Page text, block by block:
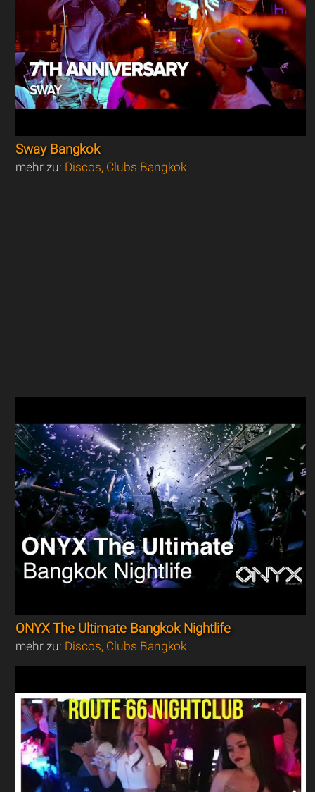
Sway Bangkok
mehr zu: Discos, Clubs Bangkok
ONYX The Ultimate Bangkok Nightlife
mehr zu: Discos, Clubs Bangkok